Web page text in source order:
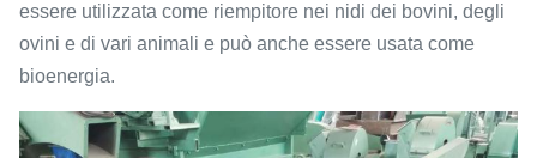
essere utilizzata come riempitore nei nidi dei bovini, degli
ovini e di vari animali e può anche essere usata come
bioenergia.